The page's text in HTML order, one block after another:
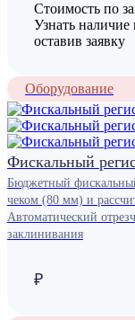
Стоимость по
Узнать
оставив заявку
Оборудование
Фискальный
Бюджетный
чеком (80 мм) и
Автоматический
заклинивания
₽